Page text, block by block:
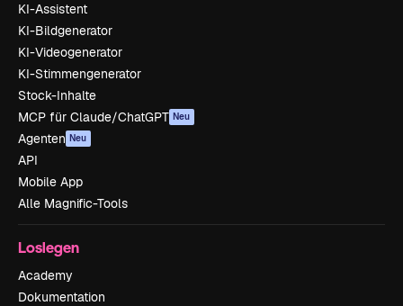
KI-Assistent
KI-Bildgenerator
KI-Videogenerator
KI-Stimmengenerator
Stock-Inhalte
MCP für Claude/ChatGPT Neu
Agenten Neu
API
Mobile App
Alle Magnific-Tools
Loslegen
Academy
Dokumentation